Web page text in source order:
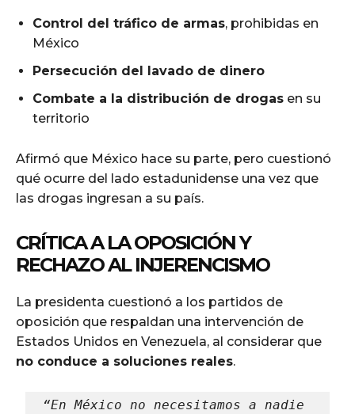
Control del tráfico de armas, prohibidas en
México
Persecución del lavado de dinero
Combate a la distribución de drogas en su
territorio
Afirmó que México hace su parte, pero cuestionó
qué ocurre del lado estadunidense una vez que
las drogas ingresan a su país.
CRÍTICA A LA OPOSICIÓN Y
RECHAZO AL INJERENCISMO
La presidenta cuestionó a los partidos de
oposición que respaldan una intervención de
Estados Unidos en Venezuela, al considerar que
no conduce a soluciones reales.
“En México no necesitamos a nadie